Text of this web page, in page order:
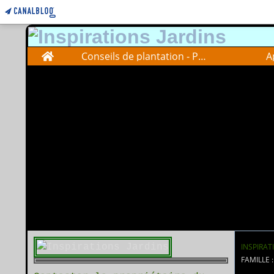
Home Conseils de plantation - Plantations advise
FAMILLE